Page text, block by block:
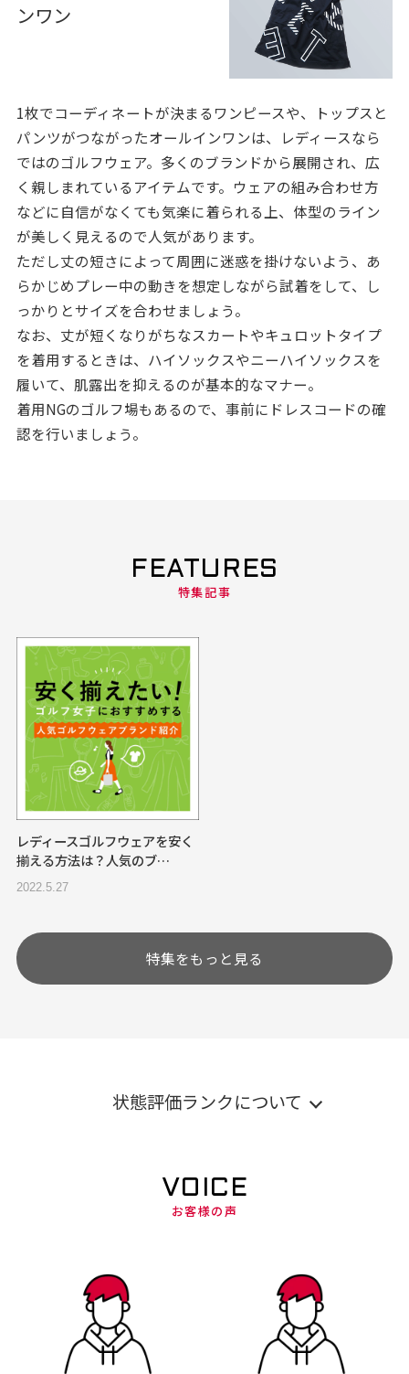
ンワン
1枚でコーディネートが決まるワンピースや、トップスと
パンツがつながったオールインワンは、レディースなら
ではのゴルフウェア。多くのブランドから展開され、広
く親しまれているアイテムです。ウェアの組み合わせ方
などに自信がなくても気楽に着られる上、体型のライン
が美しく見えるので人気があります。
ただし丈の短さによって周囲に迷惑を掛けないよう、あ
らかじめプレー中の動きを想定しながら試着をして、し
っかりとサイズを合わせましょう。
なお、丈が短くなりがちなスカートやキュロットタイプ
を着用するときは、ハイソックスやニーハイソックスを
履いて、肌露出を抑えるのが基本的なマナー。
着用NGのゴルフ場もあるので、事前にドレスコードの確
認を行いましょう。
FEATURES
特集記事
レディースゴルフウェアを安く
揃える方法は？人気のブ…
2022.5.27
特集をもっと見る
状態評価ランクについて
VOICE
お客様の声